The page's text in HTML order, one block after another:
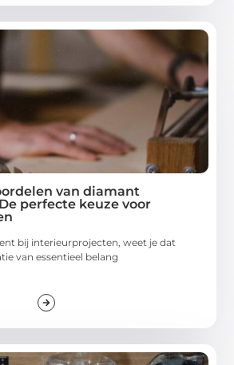
van diamant
perfecte keuze voor
bij interieurprojecten, weet je dat
van essentieel belang